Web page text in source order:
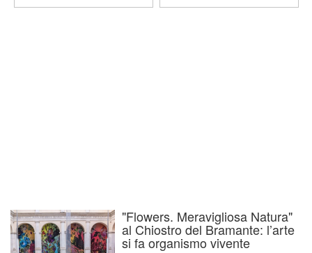
"Flowers. Meravigliosa Natura"
al Chiostro del Bramante: l’arte
si fa organismo vivente